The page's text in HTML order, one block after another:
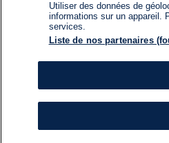
Utiliser des données de
informations sur un appareil.
services.
Liste de nos partenaires